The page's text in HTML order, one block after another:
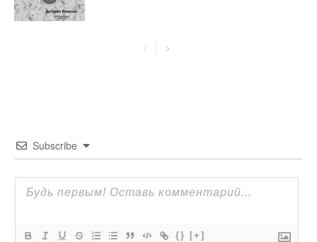
Subscribe
{} [+]